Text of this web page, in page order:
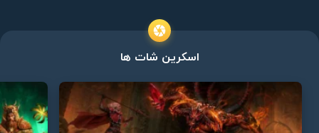
اسکرین شات ها